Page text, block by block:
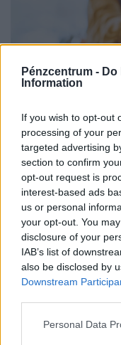
Pénzcentrum - Do
Information
If you wish to opt-out
processing of your
targeted advertising
section to confirm
opt-out request is
interest-based ads
us or personal
your opt-out. You
disclosure of your
IAB’s list of
also be disclosed by
Downstream
Personal Data
Fontos
kaszálhatnak
magyarok
Új, rugalmas
egyik hazai
év elteltével is
hozammal.